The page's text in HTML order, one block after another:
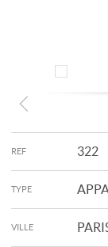
REF 322
TYPE
VILLE